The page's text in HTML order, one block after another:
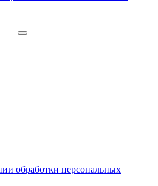
обработки персональных